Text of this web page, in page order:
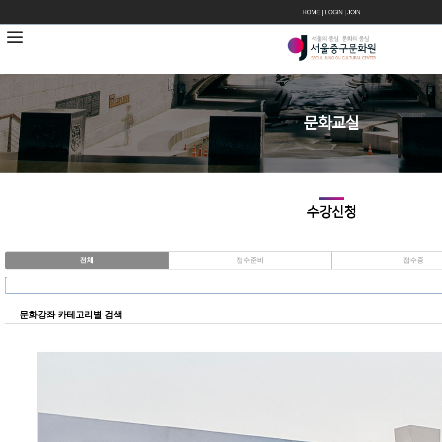
HOME LOGIN JOIN
문화교실
수강신청
전체 접수준비 접수중
문화강좌 카테고리별 검색